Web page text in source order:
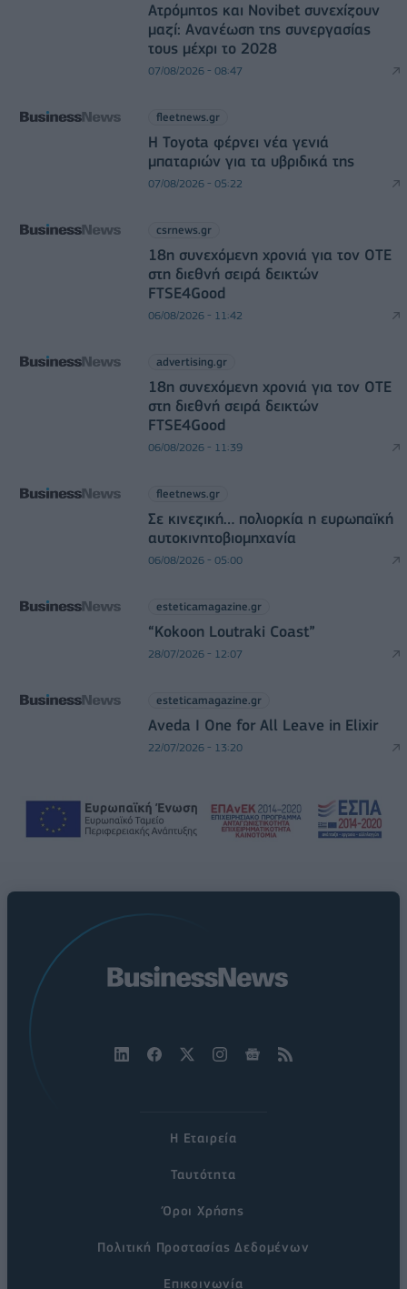
Ατρόμητος και Novibet συνεχίζουν
μαζί: Ανανέωση της συνεργασίας
τους μέχρι το 2028
07/08/2026 - 08:47
fleetnews.gr
Η Toyota φέρνει νέα γενιά
μπαταριών για τα υβριδικά της
07/08/2026 - 05:22
csrnews.gr
18η συνεχόμενη χρονιά για τον ΟΤΕ
στη διεθνή σειρά δεικτών
FTSE4Good
06/08/2026 - 11:42
advertising.gr
18η συνεχόμενη χρονιά για τον ΟΤΕ
στη διεθνή σειρά δεικτών
FTSE4Good
06/08/2026 - 11:39
fleetnews.gr
Σε κινεζική… πολιορκία η ευρωπαϊκή
αυτοκινητοβιομηχανία
06/08/2026 - 05:00
esteticamagazine.gr
“Kokoon Loutraki Coast”
28/07/2026 - 12:07
esteticamagazine.gr
Aveda I One for All Leave in Elixir
22/07/2026 - 13:20
Η Εταιρεία
Ταυτότητα
Όροι Χρήσης
Πολιτική Προστασίας Δεδομένων
Επικοινωνία